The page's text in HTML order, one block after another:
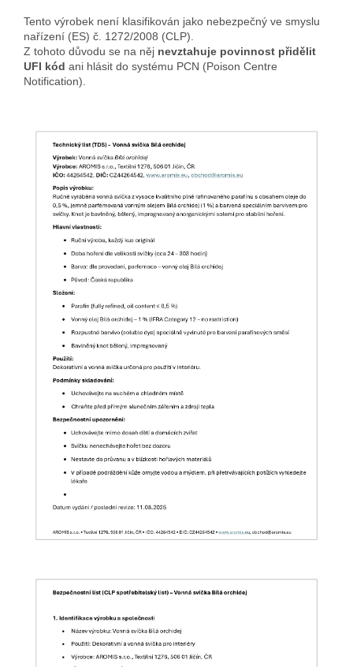
Tento výrobek není klasifikován jako nebezpečný ve smyslu
nařízení (ES) č. 1272/2008 (CLP).
Z tohoto důvodu se na něj nevztahuje povinnost přidělit
UFI kód ani hlásit do systému PCN (Poison Centre
Notification).